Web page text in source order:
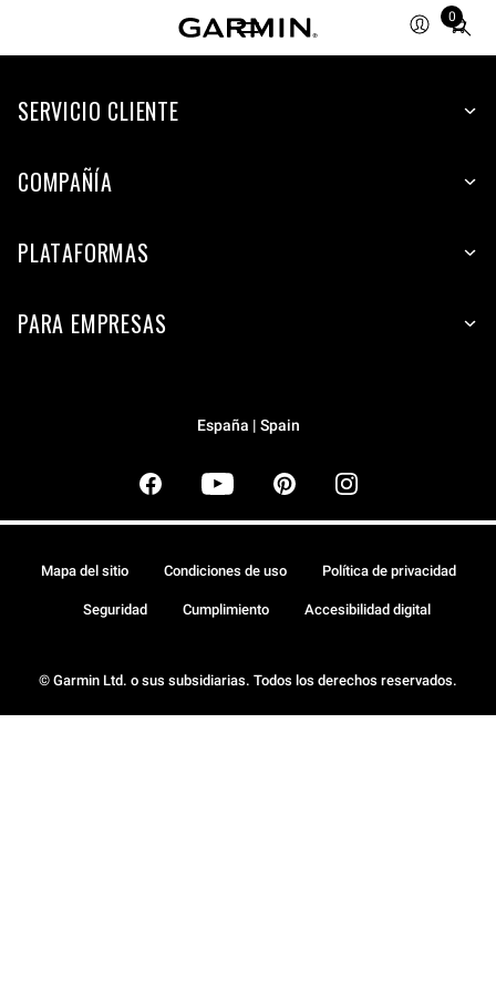
0
Total
items
cart:
SERVICIO CLIENTE
COMPAÑÍA
PLATAFORMAS
PARA EMPRESAS
España | Spain
© Garmin Ltd. o sus subsidiarias. Todos los derechos reservados.
Mapa del sitio Condiciones de uso Política de privacidad
Seguridad Cumplimiento Accesibilidad digital